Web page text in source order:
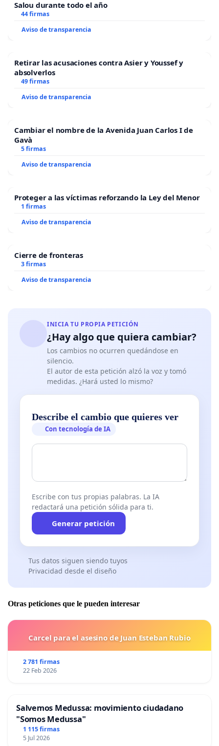
Salou durante todo el año
44 firmas
Aviso de transparencia
Retirar las acusaciones contra Asier y Youssef y
absolverlos
49 firmas
Aviso de transparencia
Cambiar el nombre de la Avenida Juan Carlos I de
Gavà
5 firmas
Aviso de transparencia
Proteger a las víctimas reforzando la Ley del Menor
1 firmas
Aviso de transparencia
Cierre de fronteras
3 firmas
Aviso de transparencia
INICIA TU PROPIA PETICIÓN
¿Hay algo que quiera cambiar?
Los cambios no ocurren quedándose en
silencio.
El autor de esta petición alzó la voz y tomó
medidas. ¿Hará usted lo mismo?
Describe el cambio que quieres ver
Con tecnología de IA
Escribe con tus propias palabras. La IA
redactará una petición sólida para ti.
Generar petición
Tus datos siguen siendo tuyos
Privacidad desde el diseño
Otras peticiones que le pueden interesar
Carcel para el asesino de Juan Esteban Rubio
2 781 firmas
22 Feb 2026
Salvemos Medussa: movimiento ciudadano
"Somos Medussa"
1 115 firmas
5 Jul 2026